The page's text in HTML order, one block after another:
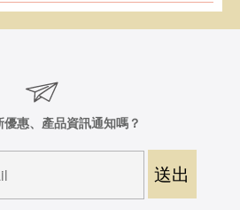
惠、產品資訊通知嗎？
送出